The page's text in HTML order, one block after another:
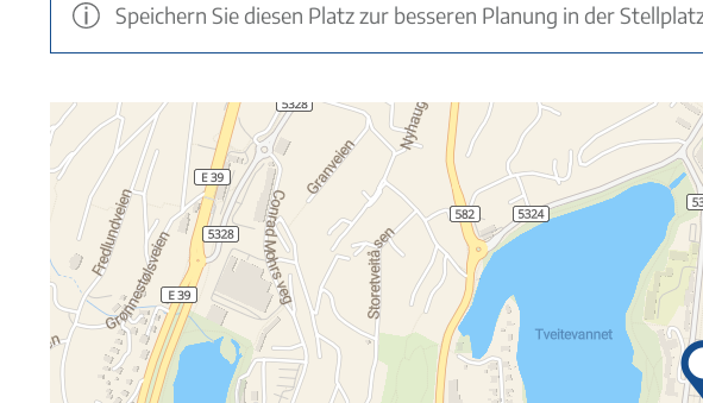
Speichern Sie diesen Platz zur besseren Planung in der